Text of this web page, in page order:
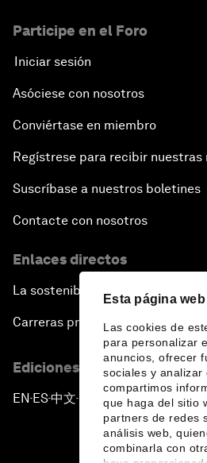
Esta página
Las cookies de
para personalizar
anuncios, ofrecer
sociales y analizar
compartimos
que haga del sitio
partners de redes
análisis web,
combinarla con
Participe en el Foro
Iniciar sesión
Asóciese con nosotros
Conviértase en miembro
Regístrese para recibir nuestras
Suscríbase a nuestros boletines
Contacte con nosotros
Enlaces directos
La sostenibilidad en el Foro
Carreras profesionales
Ediciones en otros idiomas
EN ▪ES▪中文▪ 日本語